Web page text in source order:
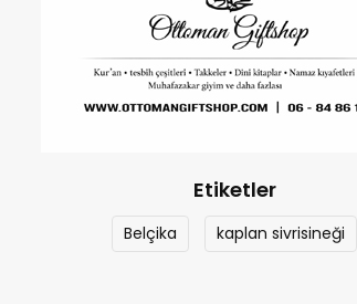
Etiketler
Belçika kaplan sivrisineği